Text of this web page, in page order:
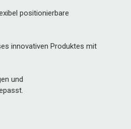
positionierbare
innovativen Produktes mit
und